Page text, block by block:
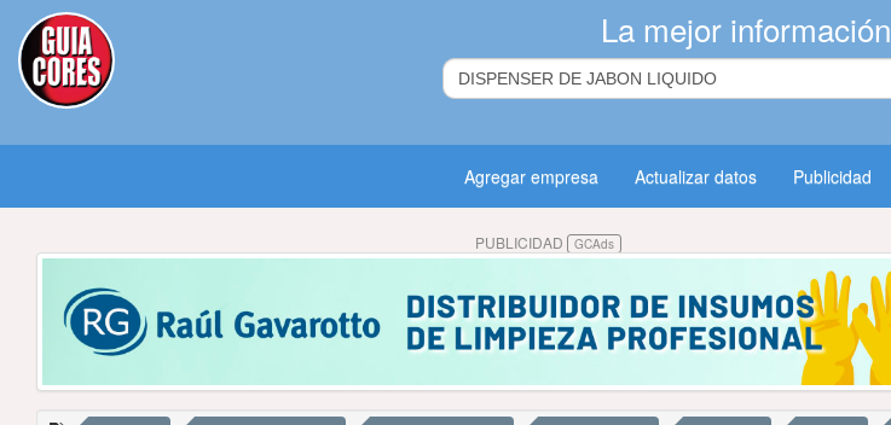
La mejor información
Agregar empresa Actualizar datos Publicidad
PUBLICIDAD GCAds